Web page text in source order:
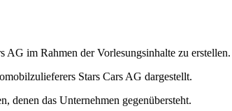
im Rahmen der Vorlesungsinhalte zu erstellen.
Stars Cars AG dargestellt.
denen das Unternehmen gegenübersteht.